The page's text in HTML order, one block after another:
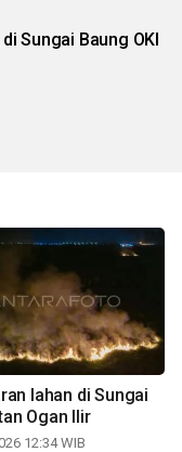
Sungai Baung OKI
lahan di Sungai
Ogan Ilir
12:34 WIB